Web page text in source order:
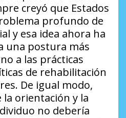
creyó que Estados
profundo de
y esa idea ahora ha
una postura más
a las prácticas
de rehabilitación
De igual modo,
orientación y la
no debería